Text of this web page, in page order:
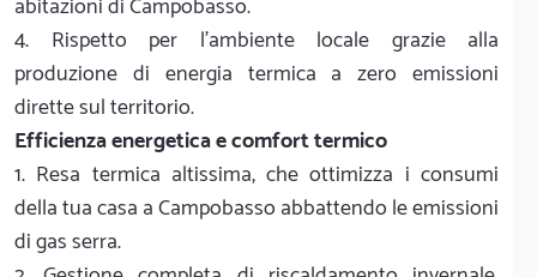
4. Rispetto per l'ambiente locale grazie alla
produzione di energia termica a zero emissioni
dirette sul territorio.
Efficienza energetica e comfort termico
1. Resa termica altissima, che ottimizza i consumi
della tua casa a Campobasso abbattendo le emissioni
di gas serra.